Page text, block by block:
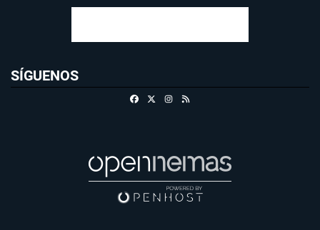
SÍGUENOS
FacebookInstagram